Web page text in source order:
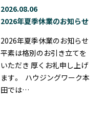
2026.08.06
2026年夏季休業のお知らせ
2026年夏季休業のお知らせ
平素は格別のお引き立てを
いただき 厚くお礼申し上げ
ます。 ハウジングワーク本
田では…